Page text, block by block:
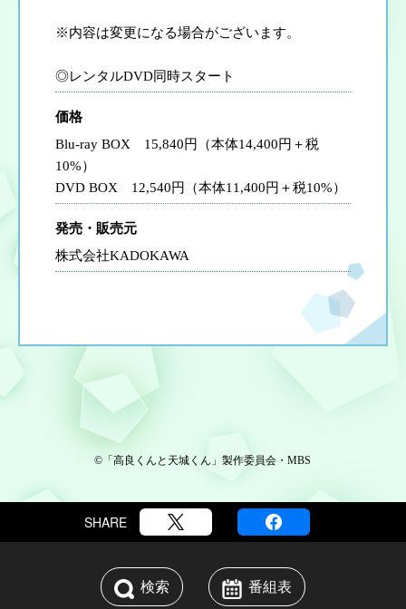
※内容は変更になる場合がございます。
◎レンタルDVD同時スタート
価格
Blu-ray BOX 15,840円（本体14,400円＋税
10%）
DVD BOX 12,540円（本体11,400円＋税10%）
発売・販売元
株式会社KADOKAWA
©「高良くんと天城くん」製作委員会・MBS
SHARE
検索 番組表